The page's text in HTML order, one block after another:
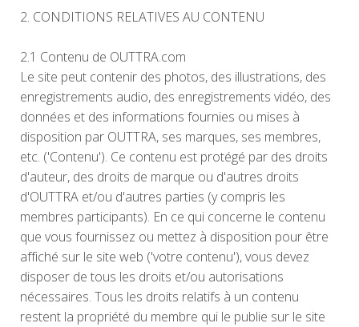
2. CONDITIONS RELATIVES AU CONTENU
2.1 Contenu de OUTTRA.com
Le site peut contenir des photos, des illustrations, des
enregistrements audio, des enregistrements vidéo, des
données et des informations fournies ou mises à
disposition par OUTTRA, ses marques, ses membres,
etc. ('Contenu'). Ce contenu est protégé par des droits
d'auteur, des droits de marque ou d'autres droits
d'OUTTRA et/ou d'autres parties (y compris les
membres participants). En ce qui concerne le contenu
que vous fournissez ou mettez à disposition pour être
affiché sur le site web ('votre contenu'), vous devez
disposer de tous les droits et/ou autorisations
nécessaires. Tous les droits relatifs à un contenu
restent la propriété du membre qui le publie sur le site